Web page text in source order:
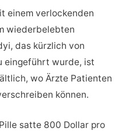
einem verlockenden
wiederbelebten
das kürzlich von
eingeführt wurde, ist
wo Ärzte Patienten
können.
satte 800 Dollar pro